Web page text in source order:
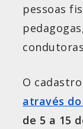
pessoas
O
através
de 5 a 15